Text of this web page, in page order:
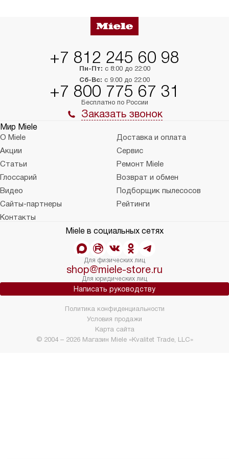
+7 812 245 60 98
Пн-Пт: с 8:00 до 22:00
Сб-Вс: с 9:00 до 22:00
+7 800 775 67 31
Бесплатно по России
Заказать звонок
Мир Miele
О Miele
Доставка и оплата
Акции
Сервис
Статьи
Ремонт Miele
Глоссарий
Возврат и обмен
Видео
Подборщик пылесосов
Сайты-партнеры
Рейтинги
Контакты
Miele в социальных сетях
Для физических лиц
shop@miele-store.ru
Для юридических лиц
Написать руководству
© 2004 – 2026 Магазин Miele «Kvalitet Trade, LLC»
Политика конфиденциальности
Условия продажи
Карта сайта